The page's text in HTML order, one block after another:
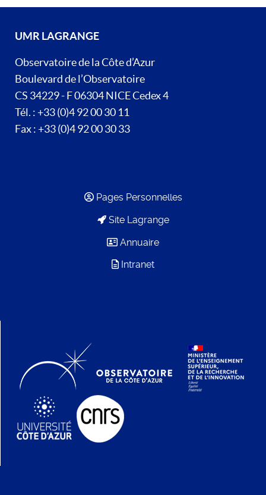
UMR LAGRANGE
Observatoire de la Côte d’Azur
Boulevard de l’Observatoire
CS 34229 - F 06304 NICE Cedex 4
Tél. : +33 (0)4 92 00 30 11
Fax : +33 (0)4 92 00 30 33
Pages Personnelles
Site Lagrange
Annuaire
Intranet